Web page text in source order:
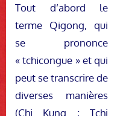
Tout d’abord le
terme Qigong, qui
se prononce
« tchicongue » et qui
peut se transcrire de
diverses manières
(Chi Kung ; Tchi